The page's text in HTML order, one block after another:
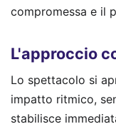
compromessa e il
L'approccio
Lo spettacolo si
impatto ritmico,
stabilisce